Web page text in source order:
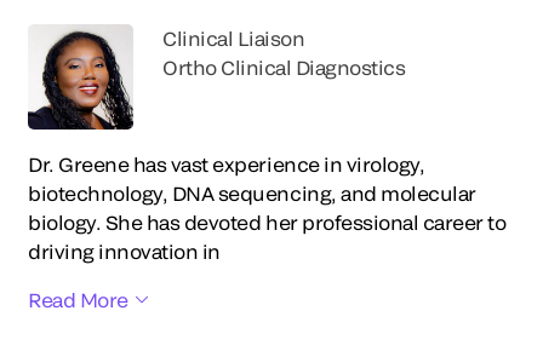
Clinical Liaison
Ortho Clinical Diagnostics
Dr. Greene has vast experience in virology,
biotechnology, DNA sequencing, and molecular
biology. She has devoted her professional career to
driving innovation in
Read More